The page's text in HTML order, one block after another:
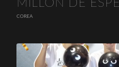
MILLÓN DE
COREA